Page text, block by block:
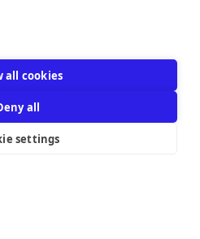
all cookies
all
settings